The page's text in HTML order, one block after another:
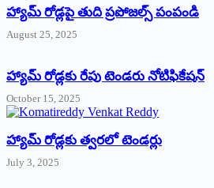
హ్యామ్‌ రోడ్లపై తుది ప్రపోజల్స్‌ పంపండి
August 25, 2025
హ్యామ్‌ రోడ్లకు రేపు టెండరు నోటిఫికేషన్‌
October 15, 2025
హ్యామ్‌ రోడ్లకు త్వరలో టెండర్లు
July 3, 2025